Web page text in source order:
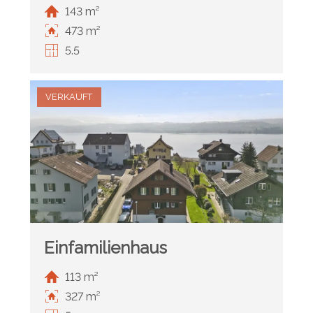
143 m²
473 m²
5.5
VERKAUFT
Einfamilienhaus
113 m²
327 m²